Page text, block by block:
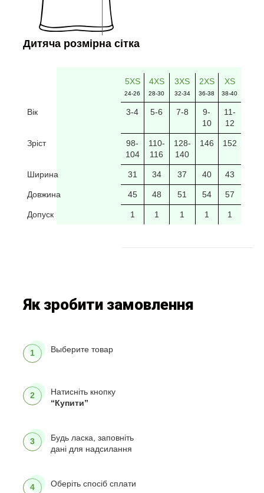
Дитяча розмірна сітка
5XS
24-26
4XS
28-30
3XS
32-34
2XS
36-38
XS
38-40
Вік 3-4 5-6 7-8
9-
10
11-
12
Зріст
98-
104
110-
116
128-
140
146 152
Ширина 31 34 37 40 43
Довжина 45 48 51 54 57
Допуск 1 1 1 1 1
Як зробити замовлення
1 Выберите товар
2
Натисніть кнопку
“Купити”
3
Будь ласка, заповніть
дані для надсилання
4 Оберіть спосіб сплати